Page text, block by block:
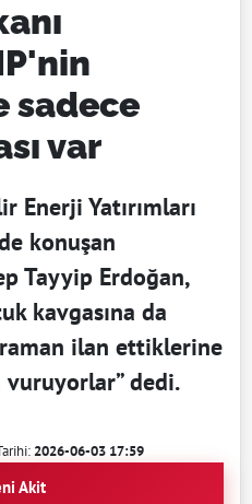
sadece
var
Enerji Yatırımları
konuşan
Tayyip Erdoğan,
kavgasına da
ilan ettiklerine
vuruyorlar” dedi.
2026-06-03 17:59
Akit